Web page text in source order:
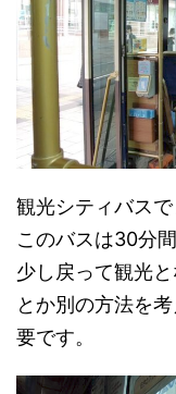
観光シティバス
このバスは30分
少し戻って観光
とか別の方法を
要です。